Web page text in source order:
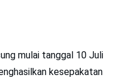
mulai tanggal 10 Juli
kesepakatan